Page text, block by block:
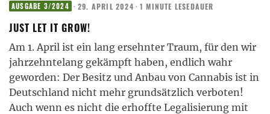
AUSGABE 3/2024 · 29. APRIL 2024 · 1 MINUTE LESEDAUER
JUST LET IT GROW!
Am 1. April ist ein lang ersehnter Traum, für den wir
jahrzehntelang gekämpft haben, endlich wahr
geworden: Der Besitz und Anbau von Cannabis ist in
Deutschland nicht mehr grundsätzlich verboten!
Auch wenn es nicht die erhoffte Legalisierung mit